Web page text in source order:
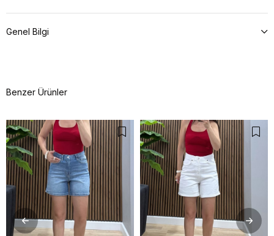
Model Bilgileri
Boy: 166, Kilo: 57, Göğüs: 90, Bel: 66,
Ürün Boyu
Genel Bilgi
Benzer Ürünler